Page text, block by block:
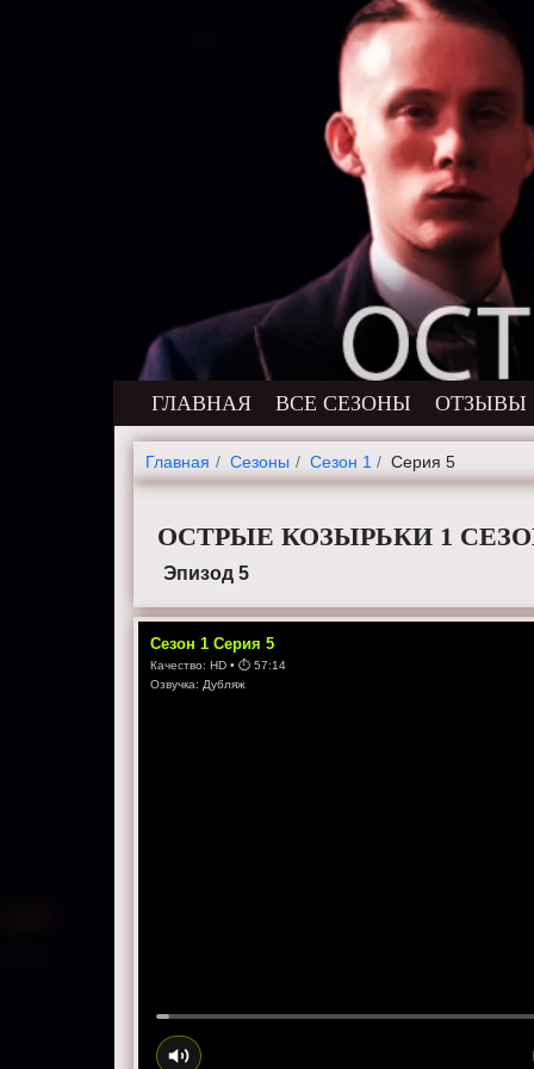
ГЛАВНАЯ ВСЕ СЕЗОНЫ ОТЗЫВЫ
Главная Cезоны Сезон 1 Серия 5
ОСТРЫЕ КОЗЫРЬКИ 1
Эпизод 5
Сезон1 Серия5
Качество:HD • ⏱57:14
Озвучка: Дубляж